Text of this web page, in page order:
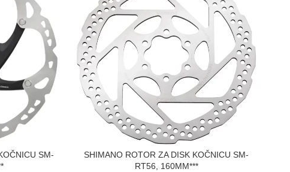
SM-
SHIMANO ROTOR ZA DISK KOČNICU SM-
RT56, 160MM***